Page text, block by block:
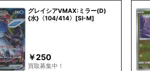
グレイシアVMAX:ミラー(D)
{水}〈104/414〉[SI-M]
￥250
買取募集中！